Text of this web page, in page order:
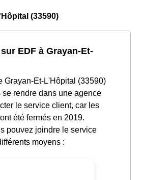
(33590)
EDF à Grayan-Et-
Grayan-Et-L'Hôpital (33590)
se rendre dans une agence
le service client, car les
été fermés en 2019.
pouvez joindre le service
moyens :